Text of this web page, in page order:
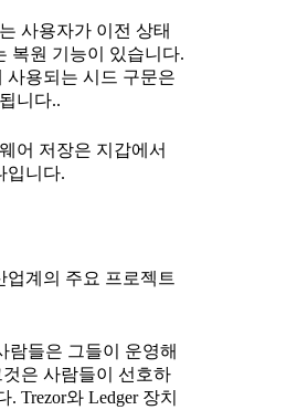
사용자가 이전 상태
복원 기능이 있습니다.
사용되는 시드 구문은
니다..
어 저장은 지갑에서
입니다.
업계의 주요 프로젝트
람들은 그들이 운영해
은 사람들이 선호하
Trezor와 Ledger 장치